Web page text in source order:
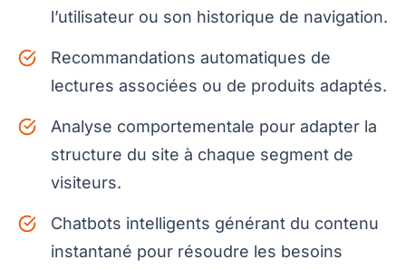
l’utilisateur ou son historique de navigation.
Recommandations automatiques de
lectures associées ou de produits adaptés.
Analyse comportementale pour adapter la
structure du site à chaque segment de
visiteurs.
Chatbots intelligents générant du contenu
instantané pour résoudre les besoins